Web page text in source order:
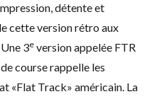
détente et
cette version rétro aux
3e version appelée FTR
course rappelle les
«Flat Track» américain. La